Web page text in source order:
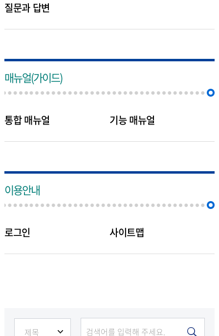
질문과 답변
매뉴얼(가이드)
통합 매뉴얼 기능 매뉴얼
이용안내
로그인 사이트맵